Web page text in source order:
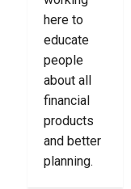
here to
educate
people
about all
financial
products
and better
planning.